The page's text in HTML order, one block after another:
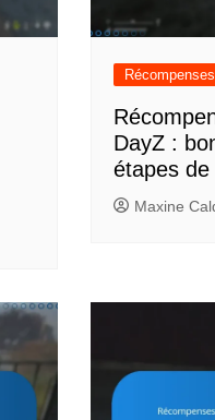
DayZ :
étapes de
Maxine